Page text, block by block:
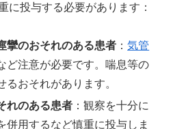
に投与する必要があります：
攣のおそれのある患者 ：気管
ど注意が必要です。喘息等の
おそれがあります。
れのある患者 ：観察を十分に
併用するなど慎重に投与しま